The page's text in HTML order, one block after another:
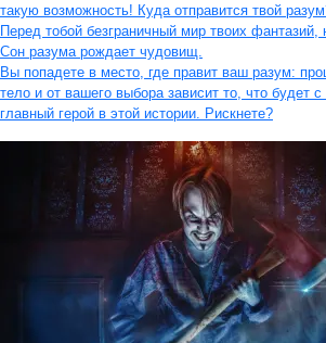
такую возможность! Куда отправится твой
Перед тобой безграничный мир твоих фантазий,
Сон разума рождает чудовищ.
Вы попадете в место, где правит ваш разум:
тело и от вашего выбора зависит то, что будет
главный герой в этой истории. Рискнете?